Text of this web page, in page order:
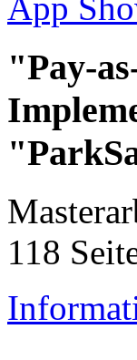
"Pay-
118